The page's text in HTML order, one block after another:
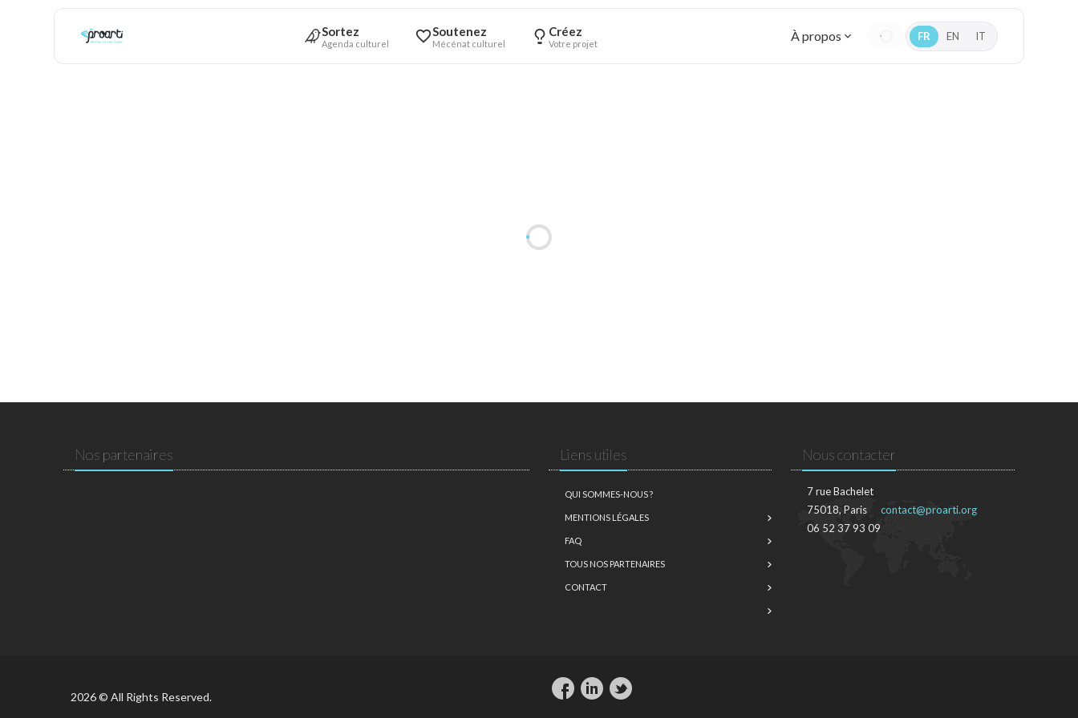
Sortez
Agenda culturel
Soutenez
Mécénat culturel
Créez
Votre projet À propos FR EN IT
Nos partenaires Liens utiles
QUI SOMMES-NOUS ?
MENTIONS LÉGALES
FAQ
TOUS NOS PARTENAIRES
CONTACT
Nous contacter
7 rue Bachelet
75018, Paris
06 52 37 93 09
contact@proarti.org
2026 © All Rights Reserved.